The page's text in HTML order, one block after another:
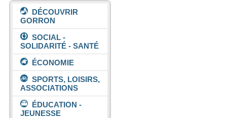
DÉCOUVRIR
GORRON
SOCIAL -
SOLIDARITÉ - SANTÉ
ÉCONOMIE
SPORTS, LOISIRS,
ASSOCIATIONS
ÉDUCATION -
JEUNESSE